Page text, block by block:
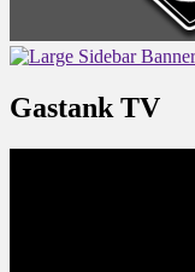
Gastank TV